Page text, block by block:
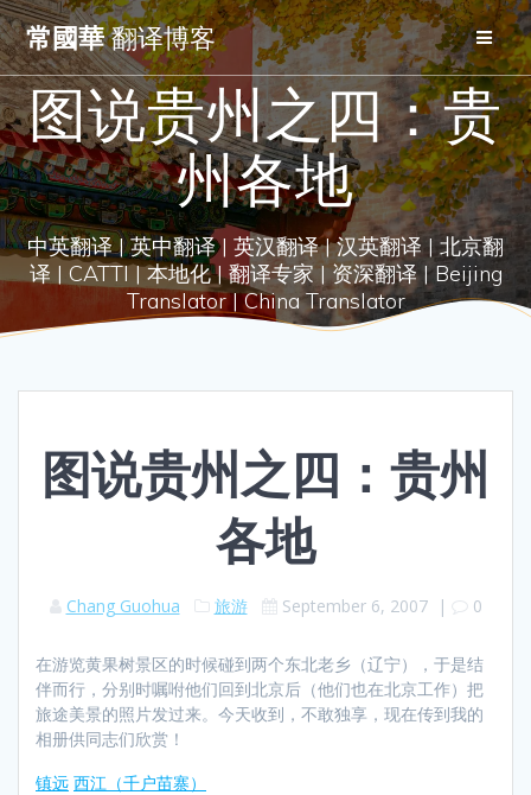
Skip
to
content
常國華翻译博客
图说贵州之四：贵
州各地
中英翻译 | 英中翻译 | 英汉翻译 | 汉英翻译 | 北京翻
译 | CATTI | 本地化 | 翻译专家 | 资深翻译 | Beijing
Translator | China Translator
图说贵州之四：贵州
各地
Chang Guohua 旅游 September 6, 2007| 0
在游览黄果树景区的时候碰到两个东北老乡（辽宁），于是结
伴而行，分别时嘱咐他们回到北京后（他们也在北京工作）把
旅途美景的照片发过来。今天收到，不敢独享，现在传到我的
相册供同志们欣赏！
镇远 西江（千户苗寨）